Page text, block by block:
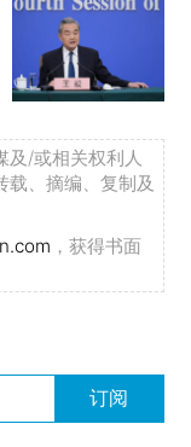
及/或相关权利人
载、摘编、复制及
，获得书面
订阅